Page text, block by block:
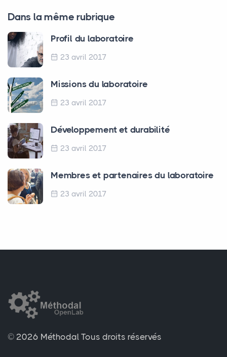
Dans la même rubrique
Profil du laboratoire
23 avril 2017
Missions du laboratoire
23 avril 2017
Développement et durabilité
23 avril 2017
Membres et partenaires du laboratoire
23 avril 2017
© 2026 Méthodal Tous droits réservés